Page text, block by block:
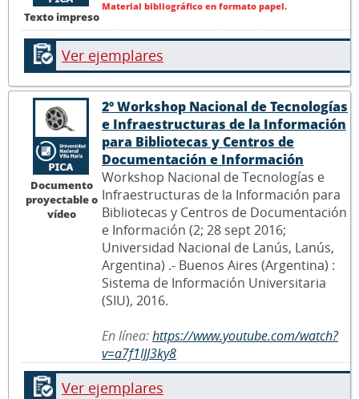
Texto impreso
Material bibliográfico en formato papel.
Ver ejemplares
Documento
proyectable o
vídeo
2º Workshop Nacional de Tecnologías
e Infraestructuras de la Información
para Bibliotecas y Centros de
Documentación e Información
Workshop Nacional de Tecnologías e
Infraestructuras de la Información para
Bibliotecas y Centros de Documentación
e Información (2; 28 sept 2016;
Universidad Nacional de Lanús, Lanús,
Argentina) .- Buenos Aires (Argentina) :
Sistema de Información Universitaria
(SIU), 2016.
En línea:https://www.youtube.com/watch?
v=a7f1IJJ3ky8
Ver ejemplares